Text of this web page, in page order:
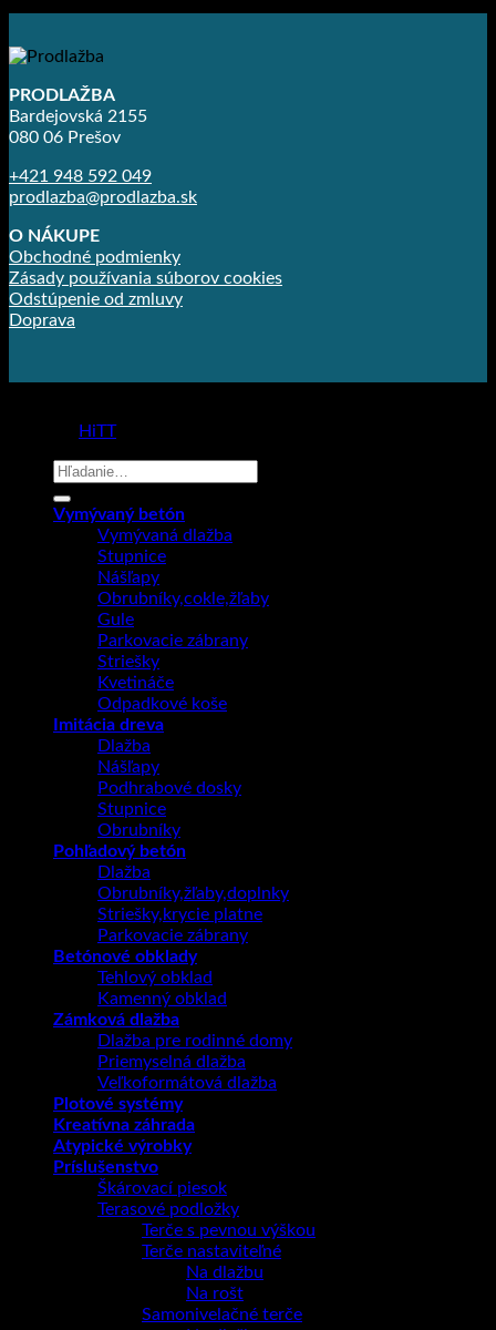
PRODLAŽBA
Bardejovská 2155
080 06 Prešov
+421 948 592 049
prodlazba@prodlazba.sk
O NÁKUPE
Obchodné podmienky
Zásady používania súborov cookies
Odstúpenie od zmluvy
Doprava
HiTT
Hľadať:
Vymývaný betón
Vymývaná dlažba
Stupnice
Nášľapy
Obrubníky,cokle,žľaby
Gule
Parkovacie zábrany
Striešky
Kvetináče
Odpadkové koše
Imitácia dreva
Dlažba
Nášľapy
Podhrabové dosky
Stupnice
Obrubníky
Pohľadový betón
Dlažba
Obrubníky,žľaby,doplnky
Striešky,krycie platne
Parkovacie zábrany
Betónové obklady
Tehlový obklad
Kamenný obklad
Zámková dlažba
Dlažba pre rodinné domy
Priemyselná dlažba
Veľkoformátová dlažba
Plotové systémy
Kreatívna záhrada
Atypické výrobky
Príslušenstvo
Škárovací piesok
Terasové podložky
Terče s pevnou výškou
Terče nastaviteľné
Na dlažbu
Na rošt
Samonivelačné terče